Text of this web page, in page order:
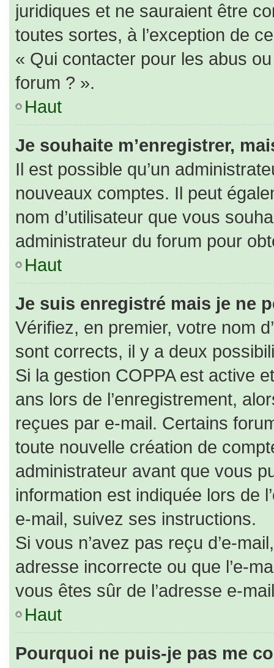
juridiques et ne sauraient être
toutes sortes, à l’exception de
« Qui contacter pour les abus
forum ? ».
Haut
Je souhaite m’enregistrer,
Il est possible qu’un
nouveaux comptes. Il peut
nom d’utilisateur que vous
administrateur du forum pour
Haut
Je suis enregistré mais je ne
Vérifiez, en premier, votre nom
sont corrects, il y a deux
Si la gestion COPPA est active
ans lors de l’enregistrement,
reçues par e-mail. Certains
toute nouvelle création de
administrateur avant que vous
information est indiquée lors de
e-mail, suivez ses instructions.
Si vous n’avez pas reçu d’e-
adresse incorrecte ou que l’e-
vous êtes sûr de l’adresse e-
Haut
Pourquoi ne puis-je pas me